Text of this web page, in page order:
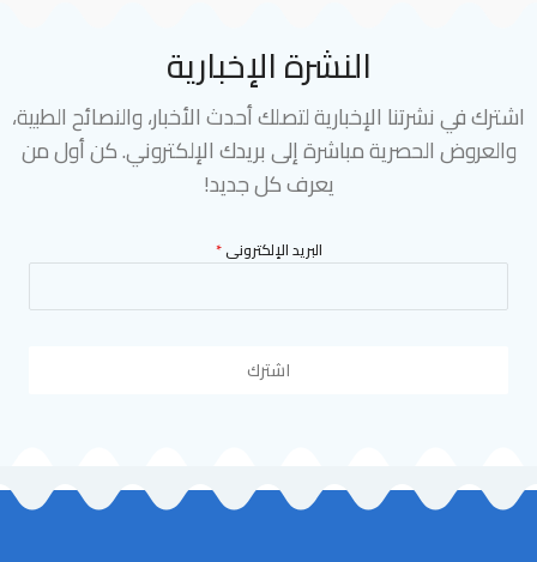
النشرة الإخبارية
اشترك في نشرتنا الإخبارية لتصلك أحدث الأخبار، والنصائح الطبية،
والعروض الحصرية مباشرة إلى بريدك الإلكتروني. كن أول من
يعرف كل جديد!
البريد الإلكترونى*
اشترك